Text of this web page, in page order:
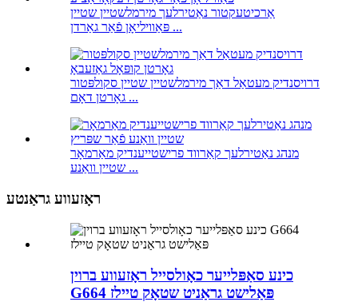
אַרכיטעקטור נאַטירלעך מירמלשטיין שטיין
פּאַוויליאָן פֿאַר גאַרדן ...
דרויסנדיק מעטאַל דאַך מירמלשטיין שטיין סקולפּטור
גאָרטן דאָם ...
מנהג נאַטירלעך קאַרווד פרישטייענדיק מאַרמאָר
שטיין וואַנע ...
ראָזעווע גראַנטע
כינע סאַפּלייער כאָולסייל ראָזעווע ברוין
G664 פּאַלישט גראַניט שטאָק טיילז